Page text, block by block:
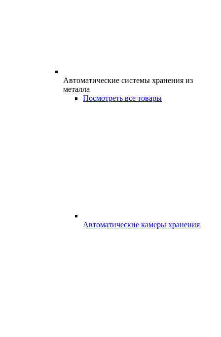
Автоматические системы хранения из
металла
Посмотреть все товары
Автоматические камеры хранения